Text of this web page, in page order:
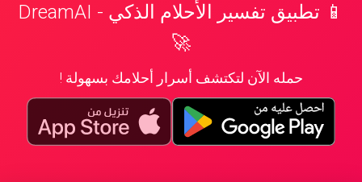
📱 تطبيق تفسير الأحلام الذكي - DreamAI
🚀
حمله الآن لتكتشف أسرار أحلامك بسهولة !